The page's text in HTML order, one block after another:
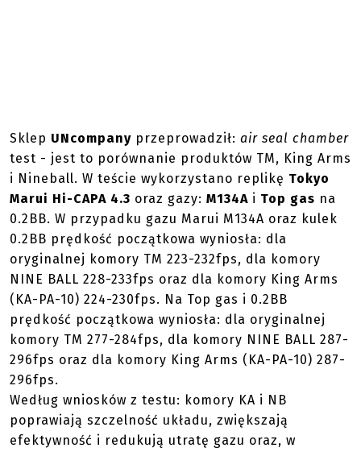
Sklep UNcompany przeprowadził: air seal chamber
test - jest to porównanie produktów TM, King Arms
i Nineball. W teście wykorzystano replikę Tokyo
Marui Hi-CAPA 4.3 oraz gazy: M134A i Top gas na
0.2BB. W przypadku gazu Marui M134A oraz kulek
0.2BB prędkość początkowa wyniosła: dla
oryginalnej komory TM 223-232fps, dla komory
NINE BALL 228-233fps oraz dla komory King Arms
(KA-PA-10) 224-230fps. Na Top gas i 0.2BB
prędkość początkowa wyniosła: dla oryginalnej
komory TM 277-284fps, dla komory NINE BALL 287-
296fps oraz dla komory King Arms (KA-PA-10) 287-
296fps.
Według wniosków z testu: komory KA i NB
poprawiają szczelność układu, zwiększają
efektywność i redukują utratę gazu oraz, w